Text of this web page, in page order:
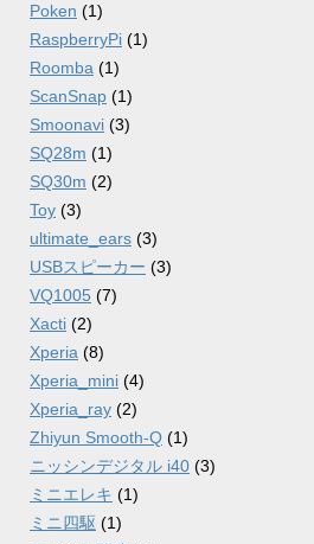
Poken (1)
RaspberryPi (1)
Roomba (1)
ScanSnap (1)
Smoonavi (3)
SQ28m (1)
SQ30m (2)
Toy (3)
ultimate_ears (3)
USBスピーカー (3)
VQ1005 (7)
Xacti (2)
Xperia (8)
Xperia_mini (4)
Xperia_ray (2)
Zhiyun Smooth-Q (1)
ニッシンデジタル i40 (3)
ミニエレキ (1)
ミニ四駆 (1)